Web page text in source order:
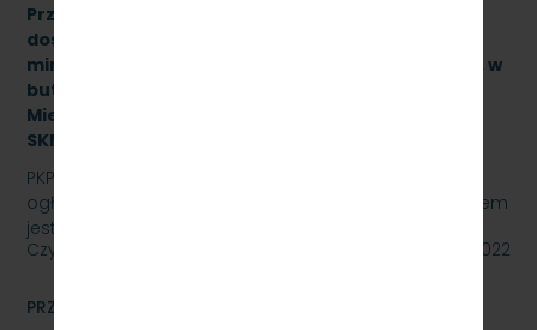
Przetarg nieograniczony na zakup i sukcesywne
dostawy naturalnej wody pitnej (źródlanej lub
mineralnej – nisko lub średnio zmineralizowanej), w
butelkach bezzwrotnych dla PKP Szybka Kolej
Miejska w Trójmieście Sp. z o.o., znak sprawy:
SKMMU.086.21.22
PKP SZYBKA KOLEJ MIEJSKA W TRÓJMIEŚCIE Sp. z o.o.
ogłasza przetarg nieograniczony, którego przedmiotem
jest zakup i sukcesywne dostawy naturalnej wody…
Czytaj dalej
29 czerwca 2022
PRZETARGI